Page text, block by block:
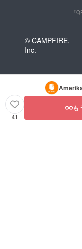
「
© CAMPFIRE,
Inc.
41
も